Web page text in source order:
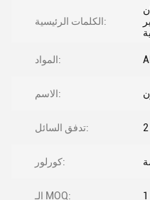
الكلمات الرئيسية:
المواد:
الاسم:
تدفق السائل:
كورلور:
الـ MOQ: